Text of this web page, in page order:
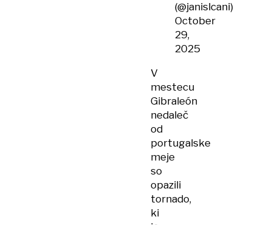
(@janislcani)
October
29,
2025
V
mestecu
Gibraleón
nedaleč
od
portugalske
meje
so
opazili
tornado,
ki